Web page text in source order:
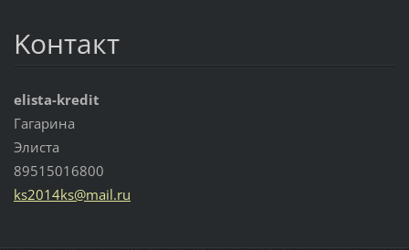
Koнтакт
elista-kredit
Гагарина
Элиста
89515016800
ks2014ks@mail.ru